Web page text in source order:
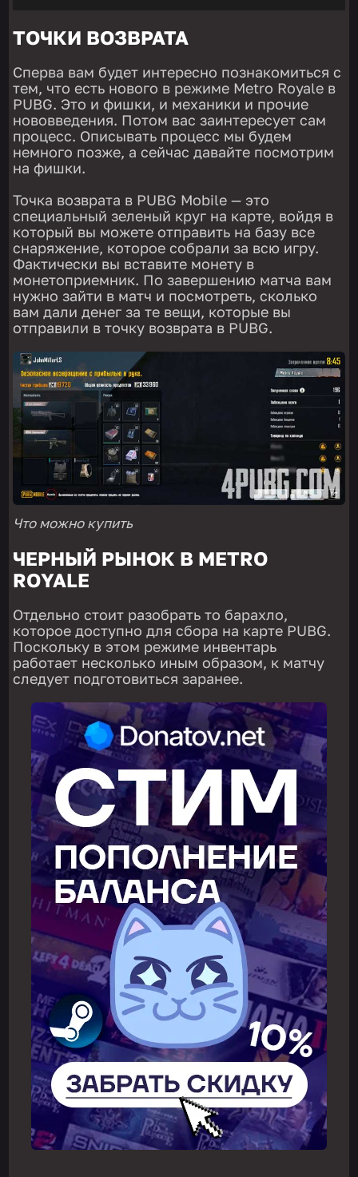
ТОЧКИ ВОЗВРАТА
Сперва вам будет интересно познакомиться с
тем, что есть нового в режиме Metro Royale в
PUBG. Это и фишки, и механики и прочие
нововведения. Потом вас заинтересует сам
процесс. Описывать процесс мы будем
немного позже, а сейчас давайте посмотрим
на фишки.
Точка возврата в PUBG Mobile — это
специальный зеленый круг на карте, войдя в
который вы можете отправить на базу все
снаряжение, которое собрали за всю игру.
Фактически вы вставите монету в
монетоприемник. По завершению матча вам
нужно зайти в матч и посмотреть, сколько
вам дали денег за те вещи, которые вы
отправили в точку возврата в PUBG.
Что можно купить
ЧЕРНЫЙ РЫНОК В METRO
ROYALE
Отдельно стоит разобрать то барахло,
которое доступно для сбора на карте PUBG.
Поскольку в этом режиме инвентарь
работает несколько иным образом, к матчу
следует подготовиться заранее.